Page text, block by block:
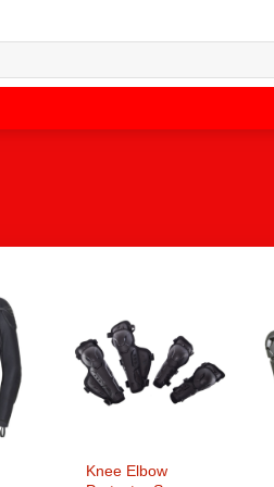
Knee Elbow